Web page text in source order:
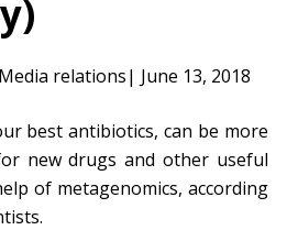
relations| June 13, 2018
best antibiotics, can be more
new drugs and other useful
of metagenomics, according